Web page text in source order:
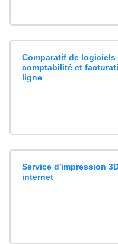
Comparatif de logiciels
comptabilité et
ligne
Service d'impression
internet